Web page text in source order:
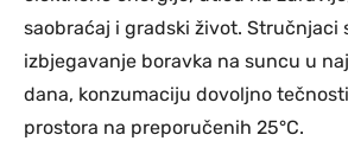
saobraćaj i gradski život. Stručnjaci
izbjegavanje boravka na suncu u
dana, konzumaciju dovoljno
prostora na preporučenih 25°C.